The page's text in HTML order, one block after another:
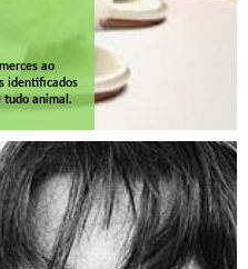
ao
identificados
tudo animal.